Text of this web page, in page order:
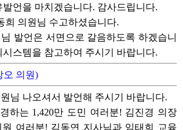
발언을 마치겠습니다. 감사드립니다.
희 의원님 수고하셨습니다.
발언은 서면으로 갈음하도록 하겠습니
스템을 참고하여 주시기 바랍니다.
오 의원)
님 나오셔서 발언해 주시기 바랍니다.
하는 1,420만 도민 여러분! 김진경 의장
여러분! 김동연 지사님과 임태희 교육